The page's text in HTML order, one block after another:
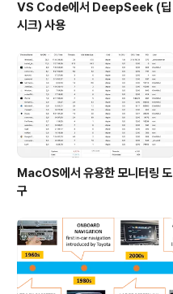
VS Code에서 DeepSeek (딥
시크) 사용
MacOS에서 유용한 모니터링 도
구